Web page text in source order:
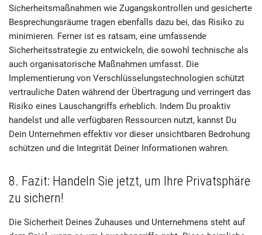
Sicherheitsmaßnahmen wie Zugangskontrollen und gesicherte
Besprechungsräume tragen ebenfalls dazu bei, das Risiko zu
minimieren. Ferner ist es ratsam, eine umfassende
Sicherheitsstrategie zu entwickeln, die sowohl technische als
auch organisatorische Maßnahmen umfasst. Die
Implementierung von Verschlüsselungstechnologien schützt
vertrauliche Daten während der Übertragung und verringert das
Risiko eines Lauschangriffs erheblich. Indem Du proaktiv
handelst und alle verfügbaren Ressourcen nutzt, kannst Du
Dein Unternehmen effektiv vor dieser unsichtbaren Bedrohung
schützen und die Integrität Deiner Informationen wahren.
8. Fazit: Handeln Sie jetzt, um Ihre Privatsphäre
zu sichern!
Die Sicherheit Deines Zuhauses und Unternehmens steht auf